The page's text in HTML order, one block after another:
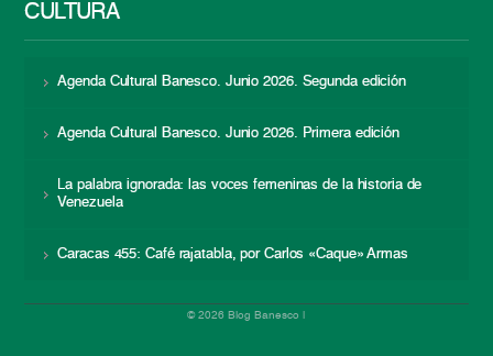
CULTURA
Agenda Cultural Banesco. Junio 2026. Segunda edición
Agenda Cultural Banesco. Junio 2026. Primera edición
La palabra ignorada: las voces femeninas de la historia de
Venezuela
Caracas 455: Café rajatabla, por Carlos «Caque» Armas
© 2026 Blog Banesco |